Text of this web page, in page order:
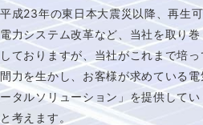
平成23年の東日本大震災以降、再生
電力システム改革など、当社を取り
しておりますが、当社がこれまで培
間力を生かし、お客様が求めている
ータルソリューション」を提供して
と考えます。